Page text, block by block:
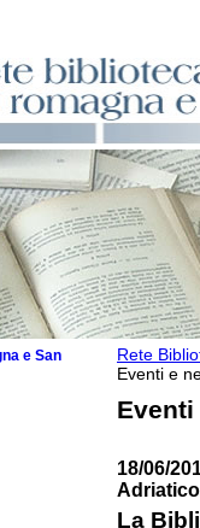
Rete
Eventi e
Eventi
18/06/
Adriatico
La
e San